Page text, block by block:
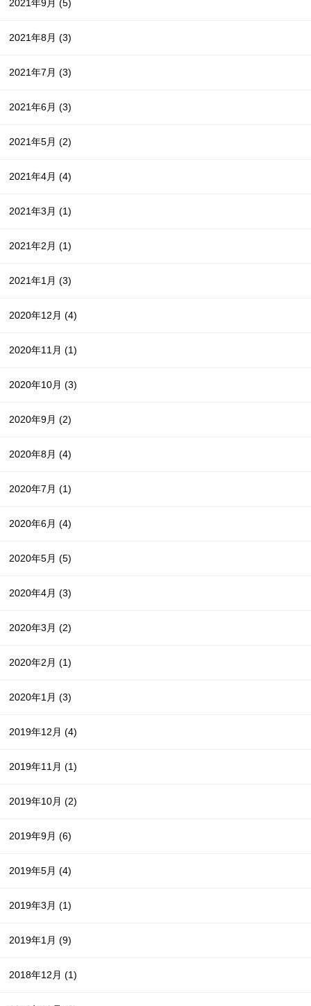
2021年9月(5)
2021年8月(3)
2021年7月(3)
2021年6月(3)
2021年5月(2)
2021年4月(4)
2021年3月(1)
2021年2月(1)
2021年1月(3)
2020年12月(4)
2020年11月(1)
2020年10月(3)
2020年9月(2)
2020年8月(4)
2020年7月(1)
2020年6月(4)
2020年5月(5)
2020年4月(3)
2020年3月(2)
2020年2月(1)
2020年1月(3)
2019年12月(4)
2019年11月(1)
2019年10月(2)
2019年9月(6)
2019年5月(4)
2019年3月(1)
2019年1月(9)
2018年12月(1)